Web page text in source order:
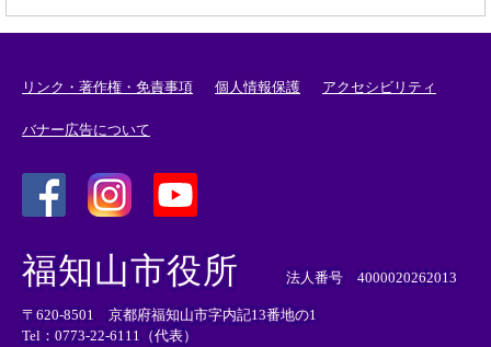
リンク・著作権・免責事項 個人情報保護 アクセシビリティ
バナー広告について
外
部
リ
ン
ク
外
リ
ン
ク
外
部
ン
ク
福知山市役所 法人番号 4000020262013
〒620-8501 京都府福知山市字内記13番地の1
Tel：0773-22-6111（代表）